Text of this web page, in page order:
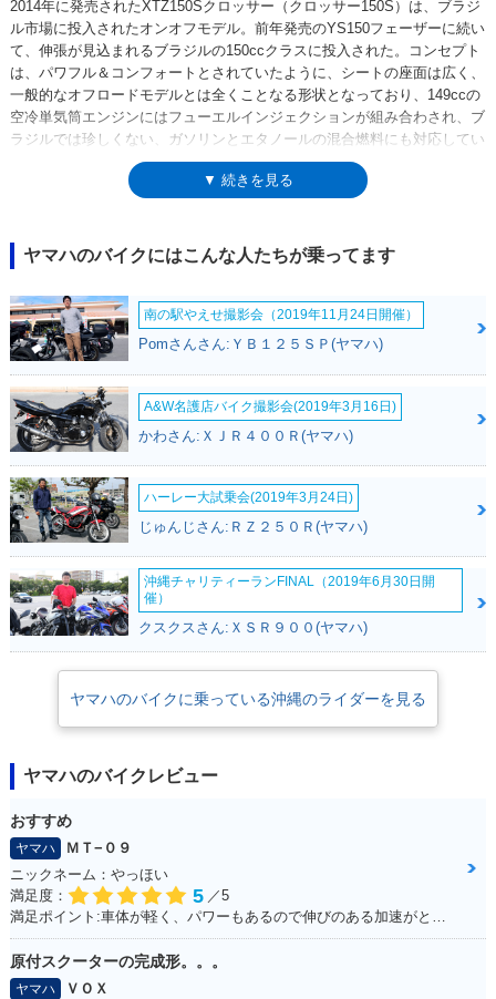
2014年に発売されたXTZ150Sクロッサー（クロッサー150S）は、ブラジ
ル市場に投入されたオンオフモデル。前年発売のYS150フェーザーに続い
て、伸張が見込まれるブラジルの150ccクラスに投入された。コンセプト
は、パワフル＆コンフォートとされていたように、シートの座面は広く、
一般的なオフロードモデルとは全くことなる形状となっており、149ccの
空冷単気筒エンジンにはフューエルインジェクションが組み合わされ、ブ
ラジルでは珍しくない、ガソリンとエタノールの混合燃料にも対応してい
た。なお、正式な車名はXTZ150Sクロッサー BlueFlex（ブルーフレック
ス）となっていた。これは、エタノール混合燃料に対応したモデルを、特
▼ 続きを見る
ヤマハのバイクにはこんな人たちが乗ってます
南の駅やえせ撮影会（2019年11月24日開催）
Pomさんさん:ＹＢ１２５ＳＰ(ヤマハ)
A&W名護店バイク撮影会(2019年3月16日)
かわさん:ＸＪＲ４００Ｒ(ヤマハ)
ハーレー大試乗会(2019年3月24日)
じゅんじさん:ＲＺ２５０Ｒ(ヤマハ)
沖縄チャリティーランFINAL（2019年6月30日開
催）
クスクスさん:ＸＳＲ９００(ヤマハ)
ヤマハのバイクに乗っている沖縄のライダーを見る
ヤマハのバイクレビュー
おすすめ
ヤマハ
ＭＴ−０９
ニックネーム：やっほい
満足度：
5 ／5
満足ポイント:車体が軽く、パワーもあるので伸びのある加速がとてもいいです。 高速道路も走りましたが、とても楽しめました。 また三気筒エンジンがとても気持ちよく、 国産車で三気筒エンジンはとても貴重だと感じた１台です。
原付スクーターの完成形。。。
ヤマハ
ＶＯＸ